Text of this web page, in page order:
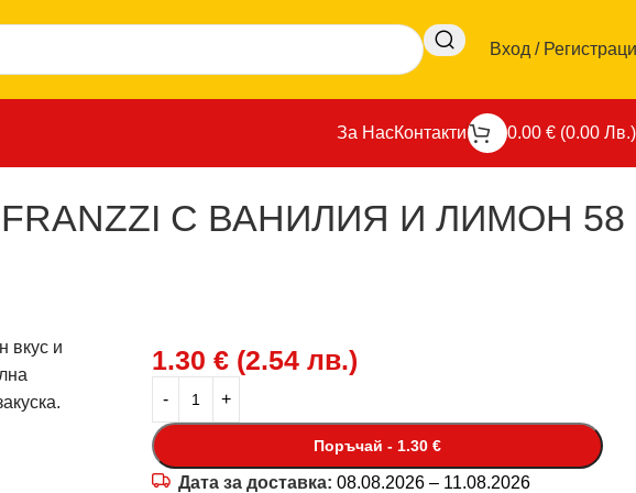
Вход /
За НасКонтакти 0.00 € (0.00 Лв.)
С ВАНИЛИЯ И ЛИМОН 58
вкус и
1.30 € (2.54 лв.)
Поръчай - 1.30 €
Дата за доставка: 08.08.2026 – 11.08.2026